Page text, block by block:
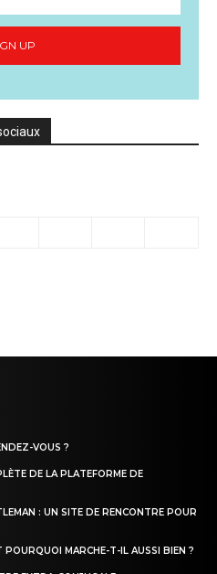
UP
VOUS ?
DE LA PLATEFORME DE
: UN SITE DE RENCONTRE POUR
MARCHE-T-IL AUSSI BIEN ?